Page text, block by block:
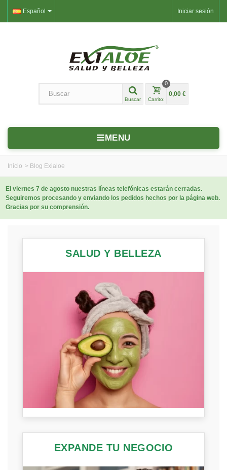
Iniciar sesión
Español
Buscar Carrito:
0
0,00 €
MENU
Inicio > Blog Exialoe
El viernes 7 de agosto nuestras líneas telefónicas estarán cerradas.
Seguiremos procesando y enviando los pedidos hechos por la página web.
Gracias por su comprensión.
SALUD Y BELLEZA
EXPANDE TU NEGOCIO